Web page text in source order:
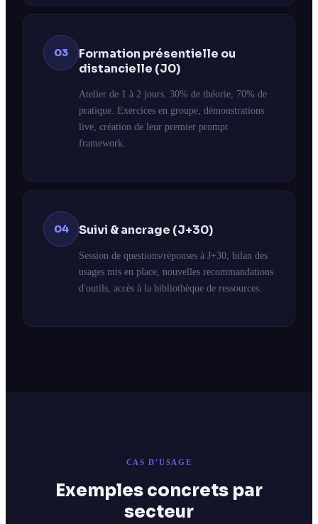
03
Formation présentielle ou
distancielle (J0)
Atelier de 1 à 2 jours. 30% de théorie, 70% de
pratique. Exercices en groupe, démonstrations
live, création de leur premier prompt
framework.
04 Suivi & ancrage (J+30)
Session de questions/réponses à J+30, bilan des
usages mis en place, nouvelles recommandations
d'outils, accès à la bibliothèque de ressources.
CAS D'USAGE
Exemples concrets par
secteur